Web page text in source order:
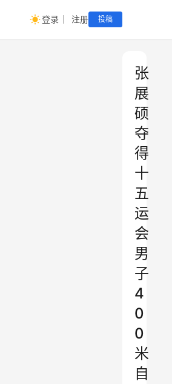
登录 注册 投稿
张
展
硕
夺
得
十
五
运
会
男
子
4
0
0
米
自